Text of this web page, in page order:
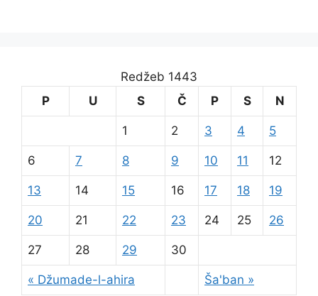
Redžeb 1443
P
U S Č P S N
« Džumade-l-ahira Ša'ban »
1 2 3 4 5
6 7 8 9 10 11 12
13 14 15 16 17 18 19
20 21 22 23 24 25 26
27 28 29 30